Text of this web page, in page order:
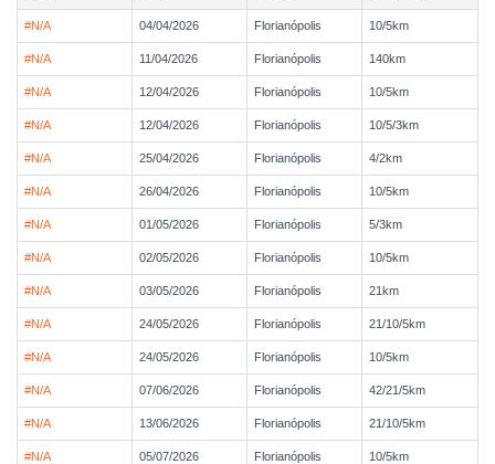
#N/A 04/04/2026 Florianópolis 10/5km
#N/A 11/04/2026 Florianópolis 140km
#N/A 12/04/2026 Florianópolis 10/5km
#N/A 12/04/2026 Florianópolis 10/5/3km
#N/A 25/04/2026 Florianópolis 4/2km
#N/A 26/04/2026 Florianópolis 10/5km
#N/A 01/05/2026 Florianópolis 5/3km
#N/A 02/05/2026 Florianópolis 10/5km
#N/A 03/05/2026 Florianópolis 21km
#N/A 24/05/2026 Florianópolis 21/10/5km
#N/A 24/05/2026 Florianópolis 10/5km
#N/A 07/06/2026 Florianópolis 42/21/5km
#N/A 13/06/2026 Florianópolis 21/10/5km
#N/A 05/07/2026 Florianópolis 10/5km